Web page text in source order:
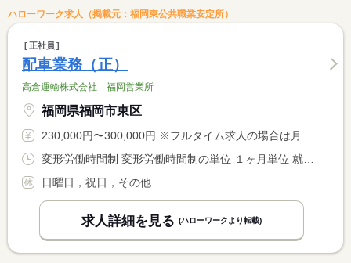
ハローワーク求人（掲載元：福岡東公共職業安定所）
正社員
配車業務（正）
高倉運輸株式会社 福岡営業所
福岡県福岡市東区
230,000円〜300,000円 ※フルタイム求人の場合は月額（換算額）、パート求人の場合は時間額を表示しています。
日曜日，祝日，その他
求人詳細を見る (ハローワークより転載)